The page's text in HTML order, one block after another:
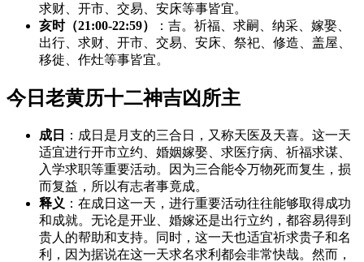
求财、开市、交易、安床等事皆宜。
亥时（21:00-22:59）
：吉。祈福、求嗣、纳采、嫁娶、
出行、求财、开市、交易、安床、祭祀、修造、盖屋、
移徙、作灶等事皆宜。
今日老黄历十二神吉凶所主
成日
：成日是月支的三合日，又称天医及天喜。这一天
适宜进行开市立约、婚姻嫁娶、求医疗病、祈福求谋、
入学求职等重要活动。因为三合能令万物死而复生，损
而复益，所以有志者事竟成。
释义 ：在成日这一天，进行重要活动往往能够取得成功
和成就。无论是开业、婚嫁还是出行立约，都容易得到
贵人的帮助和支持。同时，这一天也适宜祈求贵子和名
利，因为据说在这一天求名求利都会非常快哉。然而，